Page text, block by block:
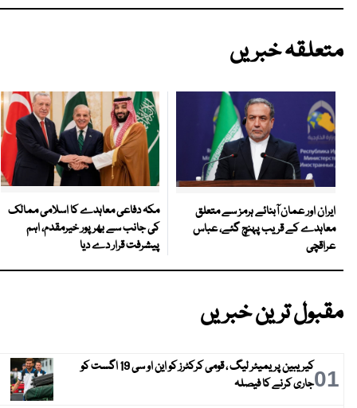
متعلقہ خبریں
ایران اور عمان آبنائے ہرمز سے متعلق
معاہدے کے قریب پہنچ گئے، عباس
عراقچی
مکہ دفاعی معاہدے کا اسلامی ممالک
کی جانب سے بھرپور خیرمقدم، اہم
پیشرفت قرار دے دیا
مقبول ترین خبریں
01
کیریبین پریمیئر لیگ ، قومی کرکٹرز کو این او سی 19 اگست کو
جاری کرنے کا فیصلہ